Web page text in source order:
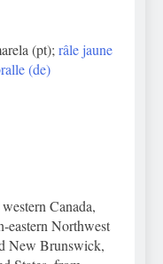
(pt);râle jaune
(de)
Canada,
eastern Northwest
New Brunswick,